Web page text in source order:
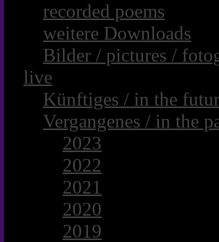
recorded poems
weitere Downloads
Bilder / pictures /
live
Künftiges / in the
Vergangenes / in the
2023
2022
2021
2020
2019